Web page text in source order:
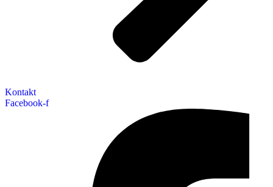
Kontakt
Facebook-f